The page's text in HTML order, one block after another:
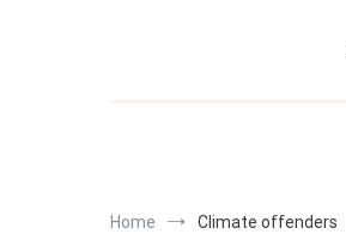
Home Climate offenders